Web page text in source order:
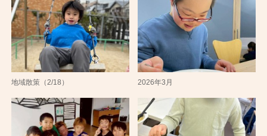
地域散策（2/18） 2026年3月